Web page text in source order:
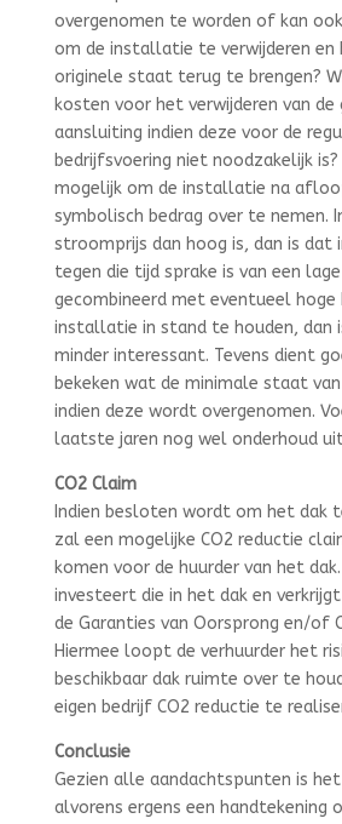
overgenomen te worden of kan
om de installatie te verwijderen en
originele staat terug te brengen?
kosten voor het verwijderen van
aansluiting indien deze voor de
bedrijfsvoering niet noodzakelijk
mogelijk om de installatie na
symbolisch bedrag over te nemen.
stroomprijs dan hoog is, dan is dat
tegen die tijd sprake is van een
gecombineerd met eventueel hoge
installatie in stand te houden, dan
minder interessant. Tevens dient
bekeken wat de minimale staat
indien deze wordt overgenomen.
laatste jaren nog wel onderhoud
CO2 Claim
Indien besloten wordt om het dak
zal een mogelijke CO2 reductie
komen voor de huurder van het
investeert die in het dak en
de Garanties van Oorsprong en/of
Hiermee loopt de verhuurder het
beschikbaar dak ruimte over te
eigen bedrijf CO2 reductie te
Conclusie
Gezien alle aandachtspunten is
alvorens ergens een handtekening